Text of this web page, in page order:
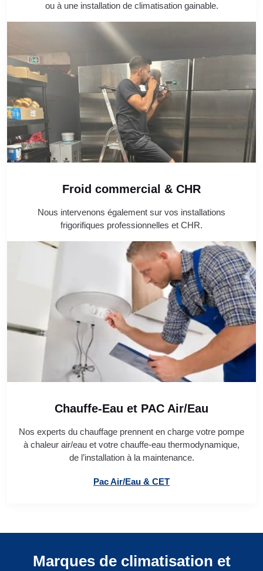
ou à une installation de climatisation gainable.
Froid commercial & CHR
Nous intervenons également sur vos installations
frigorifiques professionnelles et CHR.
Chauffe-Eau et PAC Air/Eau
Nos experts du chauffage prennent en charge votre pompe
à chaleur air/eau et votre chauffe-eau thermodynamique,
de l’installation à la maintenance.
Pac Air/Eau & CET
Marques de climatisation et